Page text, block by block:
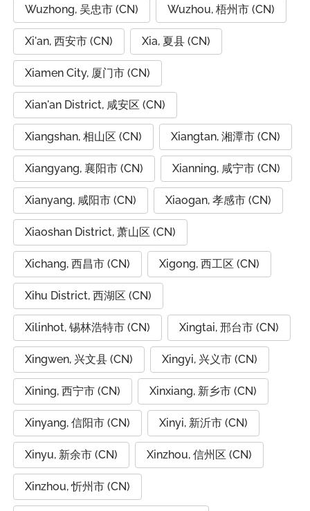
Wuzhong, 吴忠市 (CN) Wuzhou, 梧州市 (CN)
Xi'an, 西安市 (CN) Xia, 夏县 (CN)
Xiamen City, 厦门市 (CN)
Xian'an District, 咸安区 (CN)
Xiangshan, 相山区 (CN) Xiangtan, 湘潭市 (CN)
Xiangyang, 襄阳市 (CN) Xianning, 咸宁市 (CN)
Xianyang, 咸阳市 (CN) Xiaogan, 孝感市 (CN)
Xiaoshan District, 萧山区 (CN)
Xichang, 西昌市 (CN) Xigong, 西工区 (CN)
Xihu District, 西湖区 (CN)
Xilinhot, 锡林浩特市 (CN) Xingtai, 邢台市 (CN)
Xingwen, 兴文县 (CN) Xingyi, 兴义市 (CN)
Xining, 西宁市 (CN) Xinxiang, 新乡市 (CN)
Xinyang, 信阳市 (CN) Xinyi, 新沂市 (CN)
Xinyu, 新余市 (CN) Xinzhou, 信州区 (CN)
Xinzhou, 忻州市 (CN)